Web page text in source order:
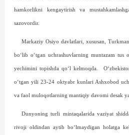
hamkorlikni kengaytirish va
sazovordir.
Markaziy Osiyo davlatlari, xususan,
bo‘lib o‘tgan uchrashuvlarning muntazam tus
yechimini topishda qo‘l kelmoqda.
o‘tgan yili 23-24 oktyabr kunlari Ashxobod
va faol muloqotlarning mantiqiy davomi desak
Dunyoning turli mintaqalarida vaziyat
rivoji oldindan aytib bo‘lmaydigan holatga